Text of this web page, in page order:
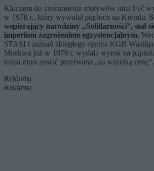
Kluczem do zrozumienia motywów miał być
w 1978 r., który wywołał popłoch na Kremlu.
wspierający narodziny „Solidarności”, stał
imperium zagrożeniem egzystencjalnym.
STASI i zeznań zbiegłego agenta KGB
Moskwa już w 1979 r. wydała wyrok na
misja musi zostać przerwana „za wszelką cenę”.
Reklama
Reklama